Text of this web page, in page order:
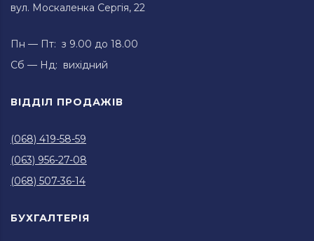
вул. Москаленка Сергія, 22
Пн — Пт: з 9.00 до 18.00
Сб — Нд: вихідний
ВІДДІЛ ПРОДАЖІВ
(068) 419-58-59
(063) 956-27-08
(068) 507-36-14
БУХГАЛТЕРІЯ